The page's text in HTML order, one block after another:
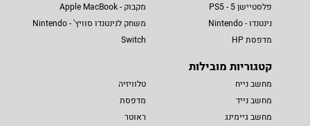
פלסטיישן 5 - PS5
נינטנדו - Nintendo
מדפסת HP
מקבוק - Apple MacBook
משחק לנינטנדו סוויץ' - Nintendo
Switch
קטגוריות מובילות
מחשב נייח
מחשב נייד
מחשב גיימינג
טלוויזיה
מדפסת
ראוטר